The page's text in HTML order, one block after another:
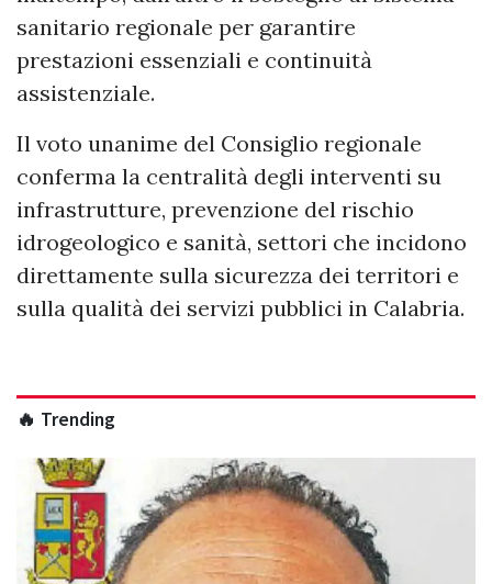
sanitario regionale per garantire
prestazioni essenziali e continuità
assistenziale.
Il voto unanime del Consiglio regionale
conferma la centralità degli interventi su
infrastrutture, prevenzione del rischio
idrogeologico e sanità, settori che incidono
direttamente sulla sicurezza dei territori e
sulla qualità dei servizi pubblici in Calabria.
🔥 Trending